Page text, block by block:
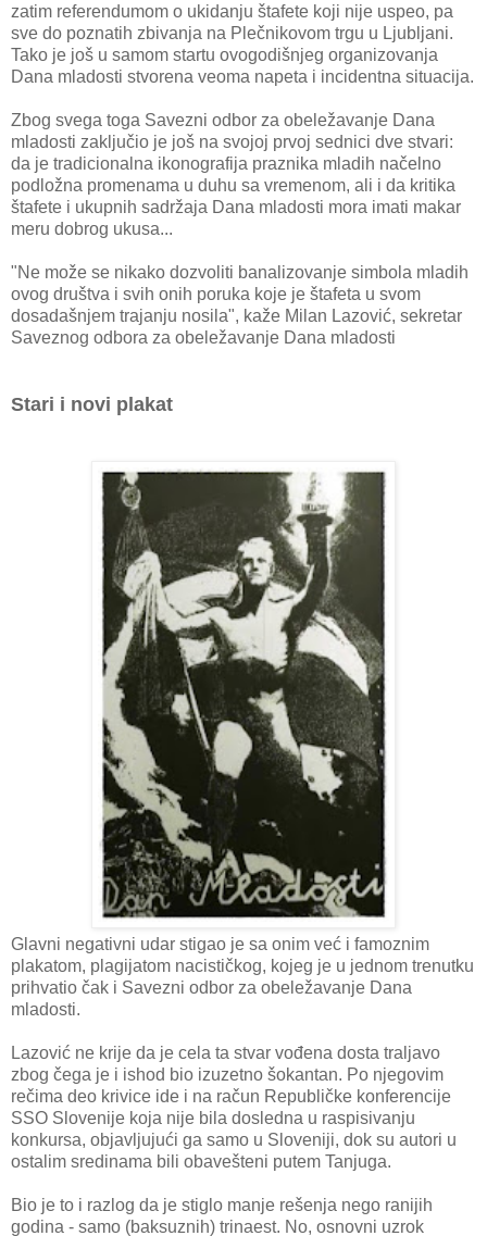
zatim referendumom o ukidanju štafete koji nije uspeo, pa
sve do poznatih zbivanja na Plečnikovom trgu u Ljubljani.
Tako je još u samom startu ovogodišnjeg organizovanja
Dana mladosti stvorena veoma napeta i incidentna situacija.
Zbog svega toga Savezni odbor za obeležavanje Dana
mladosti zaključio je još na svojoj prvoj sednici dve stvari:
da je tradicionalna ikonografija praznika mladih načelno
podložna promenama u duhu sa vremenom, ali i da kritika
štafete i ukupnih sadržaja Dana mladosti mora imati makar
meru dobrog ukusa...
"Ne može se nikako dozvoliti banalizovanje simbola mladih
ovog društva i svih onih poruka koje je štafeta u svom
dosadašnjem trajanju nosila", kaže Milan Lazović, sekretar
Saveznog odbora za obeležavanje Dana mladosti
Stari i novi plakat
Glavni negativni udar stigao je sa onim već i famoznim
plakatom, plagijatom nacističkog, kojeg je u jednom trenutku
prihvatio čak i Savezni odbor za obeležavanje Dana
mladosti.
Lazović ne krije da je cela ta stvar vođena dosta traljavo
zbog čega je i ishod bio izuzetno šokantan. Po njegovim
rečima deo krivice ide i na račun Republičke konferencije
SSO Slovenije koja nije bila dosledna u raspisivanju
konkursa, objavljujući ga samo u Sloveniji, dok su autori u
ostalim sredinama bili obavešteni putem Tanjuga.
Bio je to i razlog da je stiglo manje rešenja nego ranijih
godina - samo (baksuznih) trinaest. No, osnovni uzrok